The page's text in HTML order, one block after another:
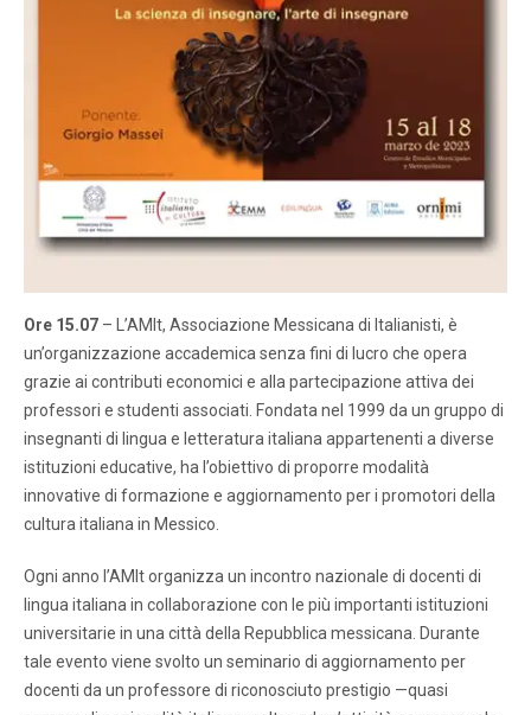
Ore 15.07 – L’AMIt, Associazione Messicana di Italianisti, è
un’organizzazione accademica senza fini di lucro che opera
grazie ai contributi economici e alla partecipazione attiva dei
professori e studenti associati. Fondata nel 1999 da un gruppo di
insegnanti di lingua e letteratura italiana appartenenti a diverse
istituzioni educative, ha l’obiettivo di proporre modalità
innovative di formazione e aggiornamento per i promotori della
cultura italiana in Messico.
Ogni anno l’AMIt organizza un incontro nazionale di docenti di
lingua italiana in collaborazione con le più importanti istituzioni
universitarie in una città della Repubblica messicana. Durante
tale evento viene svolto un seminario di aggiornamento per
docenti da un professore di riconosciuto prestigio —quasi